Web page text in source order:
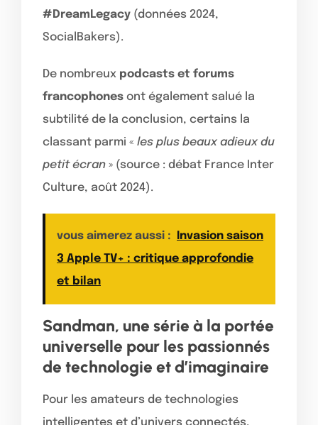
#DreamLegacy (données 2024,
SocialBakers).
De nombreux podcasts et forums
francophones ont également salué la
subtilité de la conclusion, certains la
classant parmi « les plus beaux adieux du
petit écran » (source : débat France Inter
Culture, août 2024).
vous aimerez aussi :
Invasion saison
3 Apple TV+ : critique approfondie
et bilan
Sandman, une série à la portée
universelle pour les passionnés
de technologie et d’imaginaire
Pour les amateurs de technologies
intelligentes et d’univers connectés,